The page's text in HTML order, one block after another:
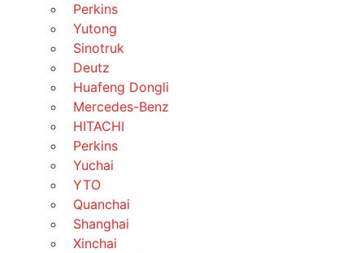
Perkins
Yutong
Sinotruk
Deutz
Huafeng Dongli
Mercedes-Benz
HITACHI
Perkins
Yuchai
YTO
Quanchai
Shanghai
Xinchai